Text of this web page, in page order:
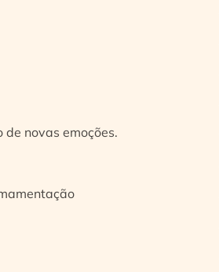
novas emoções.